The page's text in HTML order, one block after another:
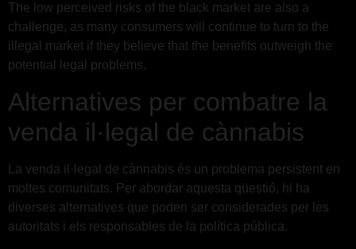
The low perceived risks of the black market are also a
challenge, as many consumers will continue to turn to the
illegal market if they believe that the benefits outweigh the
potential legal problems.
Alternatives per combatre la
venda il·legal de cànnabis
La venda il·legal de cànnabis és un problema persistent en
moltes comunitats. Per abordar aquesta qüestió, hi ha
diverses alternatives que poden ser considerades per les
autoritats i els responsables de la política pública.